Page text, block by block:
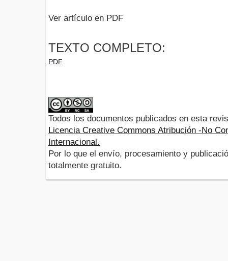
Ver artículo en PDF
TEXTO COMPLETO:
PDF
Todos los documentos publicados en esta
Licencia Creative Commons Atribución -No
Internacional.
Por lo que el envío, procesamiento y
totalmente gratuito.